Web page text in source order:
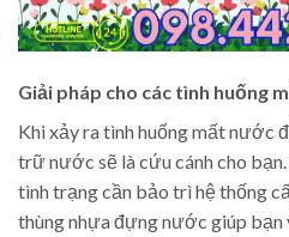
Giải pháp cho các tình huống
Khi xảy ra tình huống mất nước
trữ nước sẽ là cứu cánh cho
tình trạng cần bảo trì hệ thống
thùng nhựa đựng nước giúp bạn